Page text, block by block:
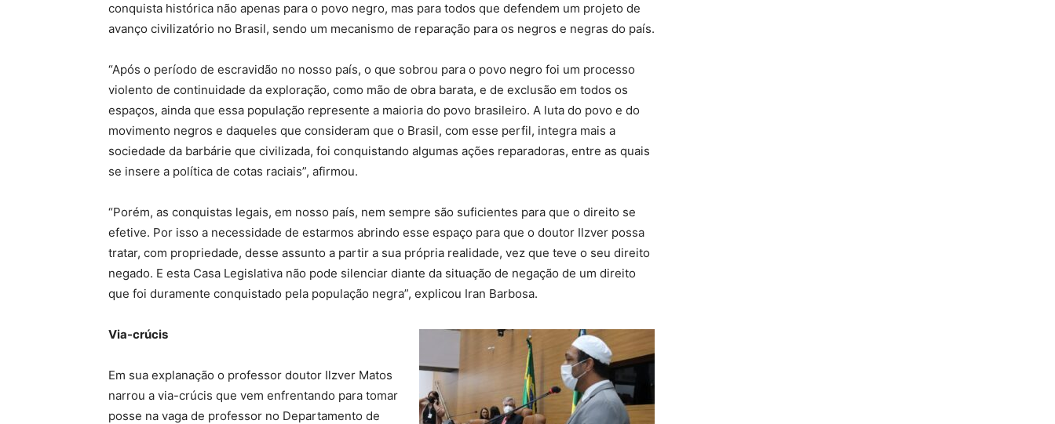
conquista histórica não apenas para o povo negro, mas para todos que defendem um projeto de
avanço civilizatório no Brasil, sendo um mecanismo de reparação para os negros e negras do país.
“Após o período de escravidão no nosso país, o que sobrou para o povo negro foi um processo
violento de continuidade da exploração, como mão de obra barata, e de exclusão em todos os
espaços, ainda que essa população represente a maioria do povo brasileiro. A luta do povo e do
movimento negros e daqueles que consideram que o Brasil, com esse perfil, integra mais a
sociedade da barbárie que civilizada, foi conquistando algumas ações reparadoras, entre as quais
se insere a política de cotas raciais”, afirmou.
“Porém, as conquistas legais, em nosso país, nem sempre são suficientes para que o direito se
efetive. Por isso a necessidade de estarmos abrindo esse espaço para que o doutor Ilzver possa
tratar, com propriedade, desse assunto a partir a sua própria realidade, vez que teve o seu direito
negado. E esta Casa Legislativa não pode silenciar diante da situação de negação de um direito
que foi duramente conquistado pela população negra”, explicou Iran Barbosa.
Via-crúcis
Em sua explanação o professor doutor Ilzver Matos
narrou a via-crúcis que vem enfrentando para tomar
posse na vaga de professor no Departamento de